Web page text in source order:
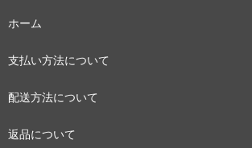
ホーム
支払い方法について
配送方法について
返品について